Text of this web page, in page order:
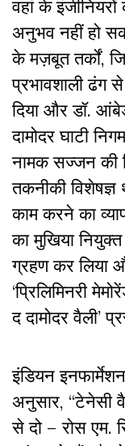
वहां के इंजीनियरों
अनुभव नहीं हो
के मज़बूत तर्कों,
प्रभावशाली ढंग
दिया और डॉ.
दामोदर घाटी
नामक सज्जन की
तकनीकी
काम करने का
का मुखिया
ग्रहण कर लिया
‘प्रिलिमिनरी
द दामोदर वैली’
इंडियन
अनुसार, “टेनेसी
से दो – रोस एम.